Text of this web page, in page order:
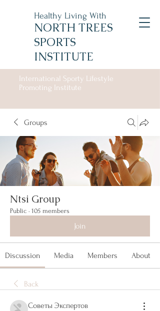
Healthy Living With
NORTH TREES
SPORTS
INSTITUTE
International Sporty Lifestyle
Promoting Institute
Groups
Ntsi Group
Public · 105 members
Join
Discussion Media Members About
Back
Советы Экспертов